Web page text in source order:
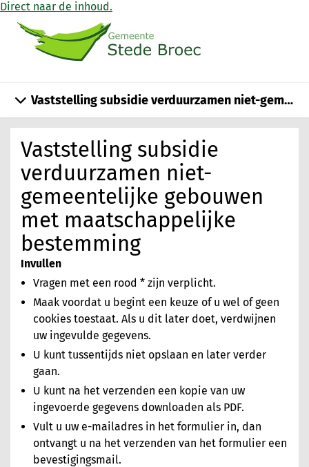
Direct naar de inhoud.
Vaststelling subsidie
verduurzamen niet-
gemeentelijke gebouwen
met maatschappelijke
bestemming
Invullen
Vragen met een rood * zijn verplicht.
Maak voordat u begint een keuze of u wel of geen
cookies toestaat. Als u dit later doet, verdwijnen
uw ingevulde gegevens.
U kunt tussentijds niet opslaan en later verder
gaan.
U kunt na het verzenden een kopie van uw
ingevoerde gegevens downloaden als PDF.
Vult u uw e-mailadres in het formulier in, dan
ontvangt u na het verzenden van het formulier een
bevestigingsmail.
Vaststelling subsidie verduurzamen niet-